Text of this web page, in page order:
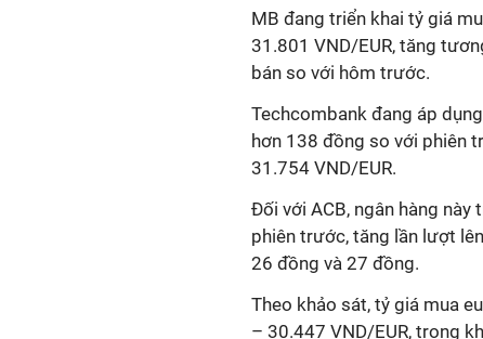
MB đang triển khai tỷ giá
31.801 VND/EUR, tăng
bán so với hôm trước.
Techcombank đang áp
hơn 138 đồng so với phiên
31.754 VND/EUR.
Đối với ACB, ngân hàng này
phiên trước, tăng lần lượt
26 đồng và 27 đồng.
Theo khảo sát, tỷ giá mua
– 30.447 VND/EUR, trong